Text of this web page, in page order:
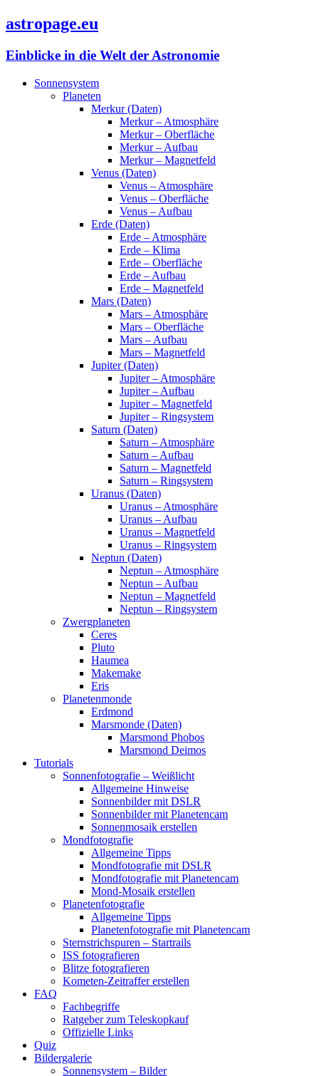
astropage.eu
Einblicke in die Welt der Astronomie
Sonnensystem
Planeten
Merkur (Daten)
Merkur – Atmosphäre
Merkur – Oberfläche
Merkur – Aufbau
Merkur – Magnetfeld
Venus (Daten)
Venus – Atmosphäre
Venus – Oberfläche
Venus – Aufbau
Erde (Daten)
Erde – Atmosphäre
Erde – Klima
Erde – Oberfläche
Erde – Aufbau
Erde – Magnetfeld
Mars (Daten)
Mars – Atmosphäre
Mars – Oberfläche
Mars – Aufbau
Mars – Magnetfeld
Jupiter (Daten)
Jupiter – Atmosphäre
Jupiter – Aufbau
Jupiter – Magnetfeld
Jupiter – Ringsystem
Saturn (Daten)
Saturn – Atmosphäre
Saturn – Aufbau
Saturn – Magnetfeld
Saturn – Ringsystem
Uranus (Daten)
Uranus – Atmosphäre
Uranus – Aufbau
Uranus – Magnetfeld
Uranus – Ringsystem
Neptun (Daten)
Neptun – Atmosphäre
Neptun – Aufbau
Neptun – Magnetfeld
Neptun – Ringsystem
Zwergplaneten
Ceres
Pluto
Haumea
Makemake
Eris
Planetenmonde
Erdmond
Marsmonde (Daten)
Marsmond Phobos
Marsmond Deimos
Tutorials
Sonnenfotografie – Weißlicht
Allgemeine Hinweise
Sonnenbilder mit DSLR
Sonnenbilder mit Planetencam
Sonnenmosaik erstellen
Mondfotografie
Allgemeine Tipps
Mondfotografie mit DSLR
Mondfotografie mit Planetencam
Mond-Mosaik erstellen
Planetenfotografie
Allgemeine Tipps
Planetenfotografie mit Planetencam
Sternstrichspuren – Startrails
ISS fotografieren
Blitze fotografieren
Kometen-Zeitraffer erstellen
FAQ
Fachbegriffe
Ratgeber zum Teleskopkauf
Offizielle Links
Quiz
Bildergalerie
Sonnensystem – Bilder